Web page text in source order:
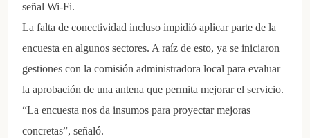
señal Wi-Fi.
La falta de conectividad incluso impidió aplicar parte de la
encuesta en algunos sectores. A raíz de esto, ya se iniciaron
gestiones con la comisión administradora local para evaluar
la aprobación de una antena que permita mejorar el servicio.
“La encuesta nos da insumos para proyectar mejoras
concretas”, señaló.